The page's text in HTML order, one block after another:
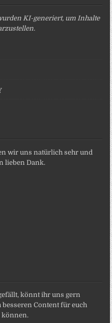
KI-generiert, um Inhalte
wir uns natürlich sehr und
lieben Dank.
könnt ihr uns gern
Content für euch
können.